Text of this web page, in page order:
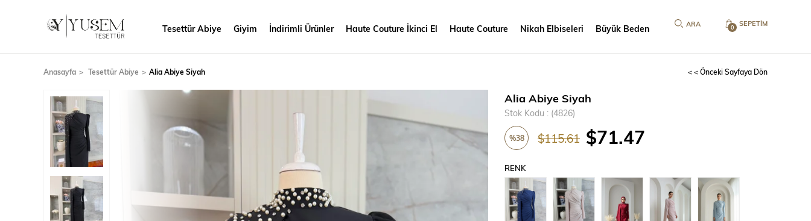
SEPETIM
0
Tesettür Abiye Giyim İndirimli Ürünler Haute Couture İkinci El Haute Couture Nikah Elbiseleri Büyük Beden
Anasayfa Tesettür Abiye Alia Abiye Siyah < < Önceki Sayfaya Dön
Alia Abiye Siyah
Stok Kodu (4826)
%38 $115.61 $71.47
RENK